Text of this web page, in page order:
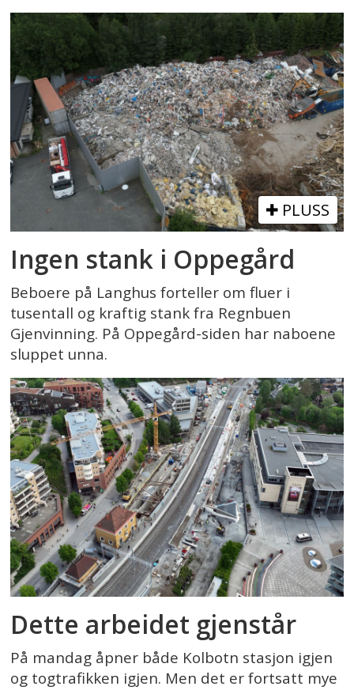
PLUSS
Ingen stank i Oppegård
Beboere på Langhus forteller om fluer i
tusentall og kraftig stank fra Regnbuen
Gjenvinning. På Oppegård-siden har naboene
sluppet unna.
Dette arbeidet gjenstår
På mandag åpner både Kolbotn stasjon igjen
og togtrafikken igjen. Men det er fortsatt mye